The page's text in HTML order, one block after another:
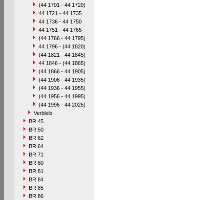
(44 1701 - 44 1720)
44 1721 - 44 1735
44 1736 - 44 1750
44 1751 - 44 1765
(44 1766 - 44 1795)
44 1796 - (44 1820)
(44 1821 - 44 1845)
44 1846 - (44 1865)
(44 1866 - 44 1905)
(44 1906 - 44 1935)
(44 1936 - 44 1955)
(44 1956 - 44 1995)
(44 1996 - 44 2025)
Verbleib
BR 45
BR 50
BR 62
BR 64
BR 71
BR 80
BR 81
BR 84
BR 85
BR 86